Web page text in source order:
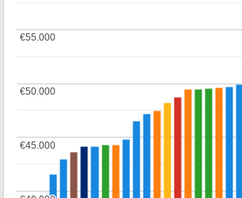
€45.000
€45.000
€50.000
€50.000
€55.000
€55.000